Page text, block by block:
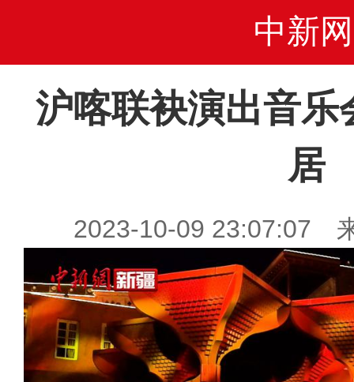
中新网
沪喀联袂演出音乐
居
2023-10-09 23:07:07